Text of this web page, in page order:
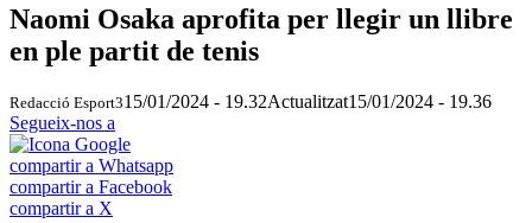
Naomi Osaka aprofita per llegir un llibre
en ple partit de tenis
Redacció Esport315/01/2024 - 19.32Actualitzat15/01/2024 - 19.36
Segueix-nos a
compartir a Whatsapp
compartir a Facebook
compartir a X